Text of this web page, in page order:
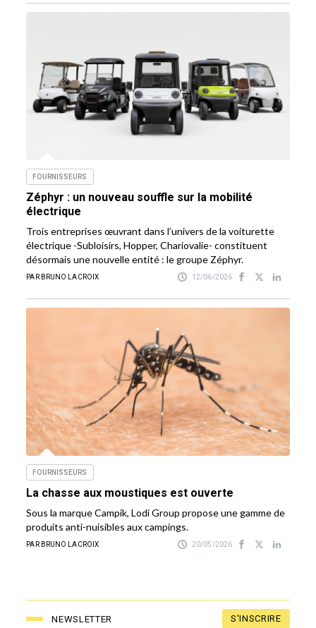
FOURNISSEURS
Zéphyr : un nouveau souffle sur la mobilité
électrique
Trois entreprises œuvrant dans l’univers de la voiturette
électrique -Subloisirs, Hopper, Chariovalie- constituent
désormais une nouvelle entité : le groupe Zéphyr.
PAR BRUNO LACROIX 12/06/2026
FOURNISSEURS
La chasse aux moustiques est ouverte
Sous la marque Campik, Lodi Group propose une gamme de
produits anti-nuisibles aux campings.
PAR BRUNO LACROIX 20/05/2026
NEWSLETTER S'INSCRIRE